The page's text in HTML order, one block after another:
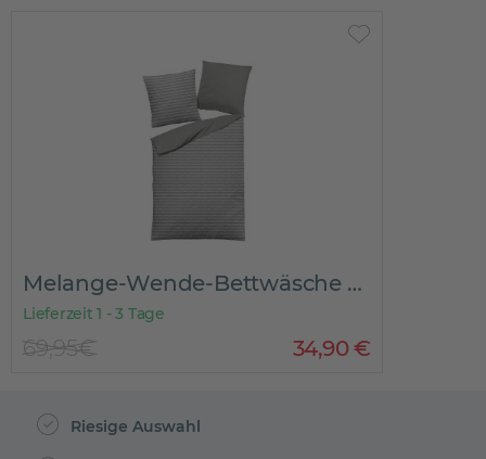
Melange-Wende-Bettwäsche XENIA
Lieferzeit 1 - 3 Tage
34,90€
69,95€
Riesige Auswahl